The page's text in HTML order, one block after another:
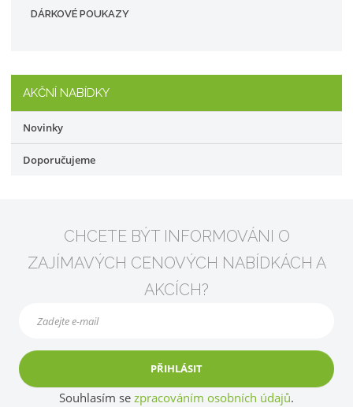
DÁRKOVÉ POUKAZY
AKČNÍ NABÍDKY
Novinky
Doporučujeme
CHCETE BÝT INFORMOVÁNI O
ZAJÍMAVÝCH CENOVÝCH NABÍDKÁCH A
AKCÍCH?
PŘIHLÁSIT
Souhlasím se zpracováním osobních údajů.